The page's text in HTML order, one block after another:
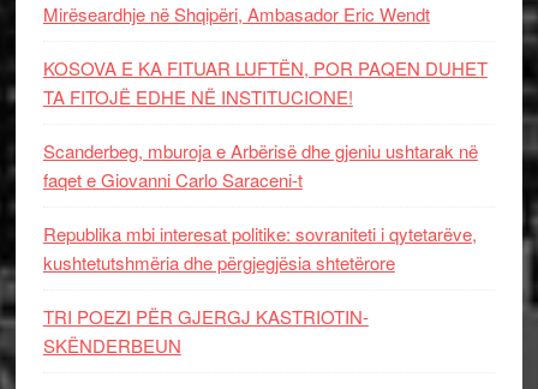
Mirëseardhje në Shqipëri, Ambasador Eric Wendt
KOSOVA E KA FITUAR LUFTËN, POR PAQEN DUHET
TA FITOJË EDHE NË INSTITUCIONE!
Scanderbeg, mburoja e Arbërisë dhe gjeniu ushtarak në
faqet e Giovanni Carlo Saraceni-t
Republika mbi interesat politike: sovraniteti i qytetarëve,
kushtetutshmëria dhe përgjegjësia shtetërore
TRI POEZI PËR GJERGJ KASTRIOTIN-
SKËNDERBEUN